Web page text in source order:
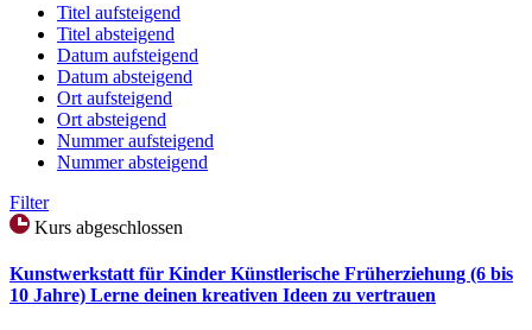
Titel aufsteigend
Titel absteigend
Datum aufsteigend
Datum absteigend
Ort aufsteigend
Ort absteigend
Nummer aufsteigend
Nummer absteigend
Filter
Kurs abgeschlossen
Kunstwerkstatt für Kinder Künstlerische Früherziehung (6 bis
10 Jahre) Lerne deinen kreativen Ideen zu vertrauen